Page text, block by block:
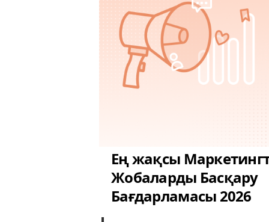
Ең жақсы
Жобаларды Басқару
Бағдарламасы 2026